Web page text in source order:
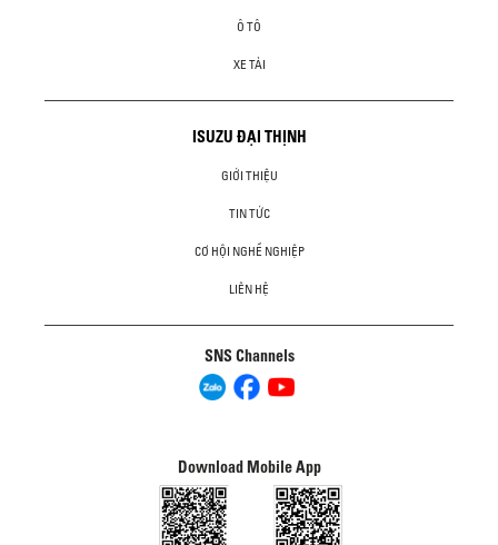
Ô TÔ
XE TẢI
ISUZU ĐẠI THỊNH
GIỚI THIỆU
TIN TỨC
CƠ HỘI NGHỀ NGHIỆP
LIÊN HỆ
SNS Channels
Download Mobile App